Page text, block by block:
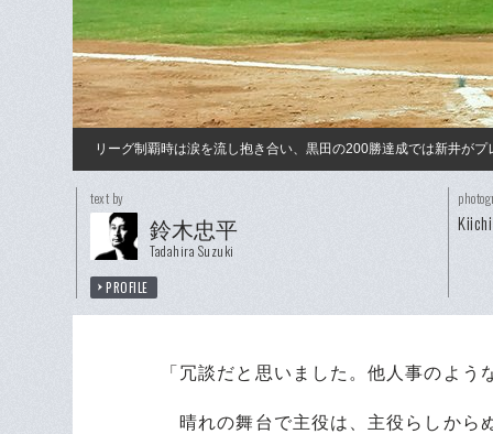
リーグ制覇時は涙を流し抱き合い、黒田の200勝達成では新井が
text by
鈴木忠平
Tadahira Suzuki
PROFILE
「冗談だと思いました。他人事のよう
晴れの舞台で主役は、主役らしから